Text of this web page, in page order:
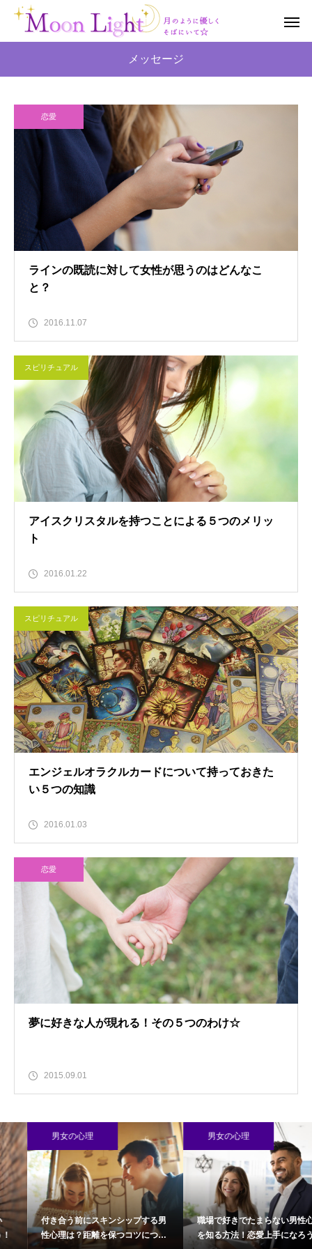
メッセージ
恋愛
ラインの既読に対して女性が思うのはどんなこ
と？
2016.11.07
スピリチュアル
アイスクリスタルを持つことによる５つのメリッ
ト
2016.01.22
スピリチュアル
エンジェルオラクルカードについて持っておきた
い５つの知識
2016.01.03
恋愛
夢に好きな人が現れる！その５つのわけ☆
2015.09.01
男女の心理
付き合う前にスキンシップする男
性心理は？距離を保つコツについ
男女の心理
職場で好きでたまらない男性心理
を知る方法！恋愛上手になろう！